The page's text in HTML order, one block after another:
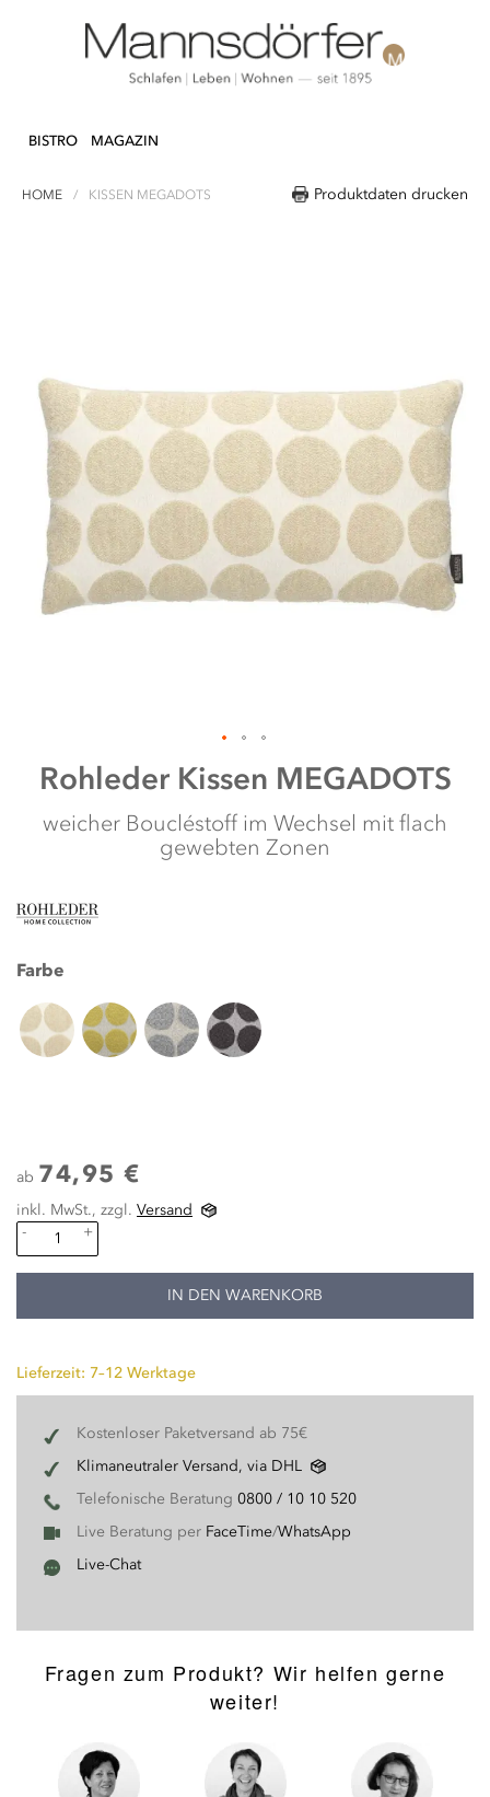
zum
BISTRO MAGAZIN
Produktdaten drucken
HOME KISSEN MEGADOTS
Zum
Anfang
Bildergalerie
Rohleder Kissen MEGADOTS
weicher Boucléstoff im Wechsel mit flach
gewebten Zonen
Farbe
ab 74,95 €
inkl. MwSt., zzgl. Versand
-
+
IN DEN WARENKORB
Lieferzeit: 7–12 Werktage
Kostenloser Paketversand ab 75€
Klimaneutraler Versand, via DHL
Telefonische Beratung 0800 / 10 10 520
Live Beratung per FaceTime/WhatsApp
Live-Chat
Fragen zum Produkt? Wir helfen gerne
weiter!